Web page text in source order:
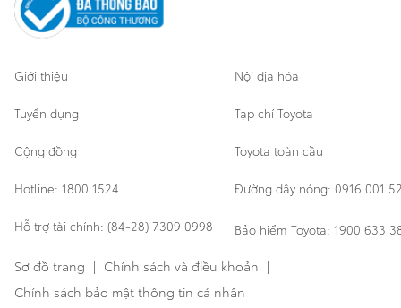
Giới thiệu Nội địa hóa
Tuyển dụng Tạp chí Toyota
Cộng đồng Toyota toàn cầu
Hotline: 1800 1524 Đường dây nóng: 0916 001
Hỗ trợ tài chính: (84-28) 7309 0998 Bảo hiểm Toyota: 1900 633
Sơ đồ trang | Chính sách và điều khoản |
Chính sách bảo mật thông tin cá nhân